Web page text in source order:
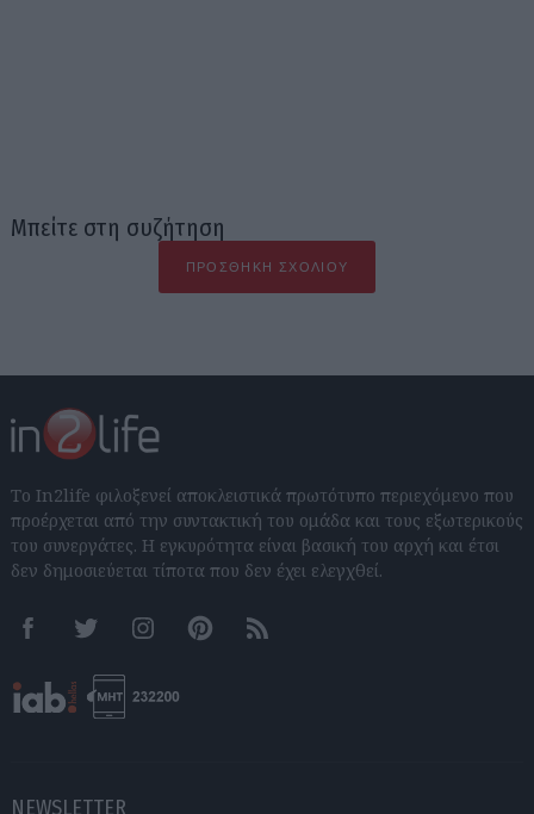
Μπείτε στη συζήτηση
ΠΡΟΣΘΉΚΗ ΣΧΟΛΊΟΥ
Το In2life φιλοξενεί αποκλειστικά πρωτότυπο περιεχόμενο που
προέρχεται από την συντακτική του ομάδα και τους εξωτερικούς
του συνεργάτες. Η εγκυρότητα είναι βασική του αρχή και έτσι
δεν δημοσιεύεται τίποτα που δεν έχει ελεγχθεί.
FacebookTwitter InstagramPinterestRSS feeds
NEWSLETTER